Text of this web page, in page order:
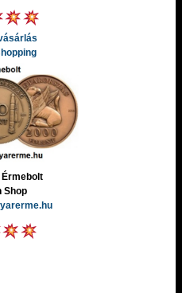
Érmebolt
Shop